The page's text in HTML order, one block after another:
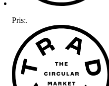
Pris:.